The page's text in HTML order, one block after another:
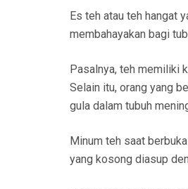
Es teh atau teh hangat
membahayakan bagi
Pasalnya, teh memiliki
Selain itu, orang yang
gula dalam tubuh
Minum teh saat
yang kosong diasup